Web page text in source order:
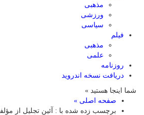
مذهبی
ورزشی
سیاسی
فیلم
مذهبی
علمی
روزنامه
دریافت نسخه اندروید
شما اینجا هستید »
صفحه اصلی »
برچسب زده شده با : آئین تجلیل از